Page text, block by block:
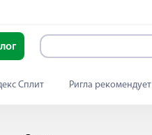
Сплит Ригла рекомендует